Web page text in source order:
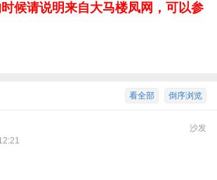
候请说明来自大马楼凤网，可以参
倒序浏览
看全部
沙发